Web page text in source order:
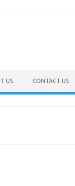
US CONTACT US